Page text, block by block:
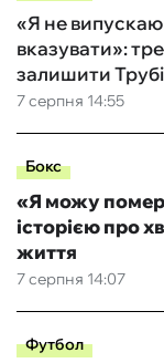
7 серпня 14:55
«Я не випускаю
вказувати»:
залишити
Бокс
7 серпня 14:07
«Я можу
історією про
життя
Футбол